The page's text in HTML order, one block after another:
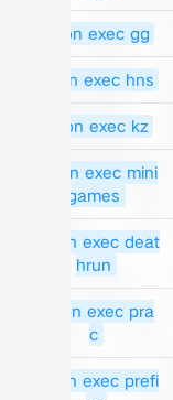
!rcon exec gg
!rcon exec hns
!rcon exec kz
!rcon exec mini
games
!rcon exec deat
hrun
!rcon exec pra
c
!rcon exec prefi